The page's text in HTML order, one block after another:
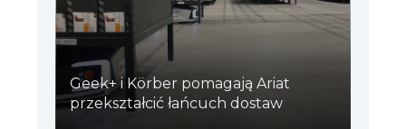
Geek+ i Körber pomagają Ariat
przekształcić łańcuch dostaw